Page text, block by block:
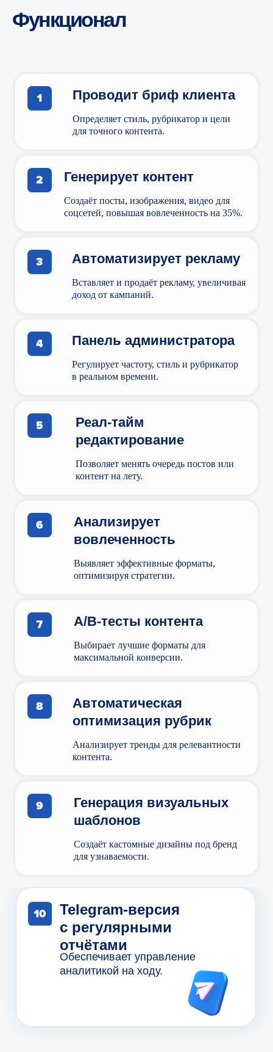
Функционал
Проводит бриф клиента
Определяет стиль, рубрикатор и цели
для точного контента.
Генерирует контент
Создаёт посты, изображения, видео для
соцсетей, повышая вовлеченность на 35%.
Автоматизирует рекламу
Вставляет и продаёт рекламу, увеличивая
доход от кампаний.
Панель администратора
Регулирует частоту, стиль и рубрикатор
в реальном времени.
Реал-тайм
редактирование
Позволяет менять очередь постов или
контент на лету.
Анализирует
вовлеченность
Выявляет эффективные форматы,
оптимизируя стратегии.
A/B-тесты контента
Выбирает лучшие форматы для
максимальной конверсии.
Автоматическая
оптимизация рубрик
Анализирует тренды для релевантности
контента.
Генерация визуальных
шаблонов
Создаёт кастомные дизайны под бренд
для узнаваемости.
Обеспечивает управление
аналитикой на ходу.
отчётами